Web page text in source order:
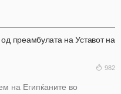
преамбулата на Уставот на
982
на Египќаните во